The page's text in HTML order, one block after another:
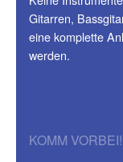
Gitarren,
eine komplette
werden.
KOMM VORBEI!